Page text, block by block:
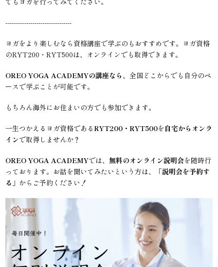
----------------------------------
ヨガをより楽しむなら資格講座で学ぶのもおすすめです。ヨガ資格
のRYT200・RYT500は、オンラインでも取得できます。
OREO YOGA ACADEMYの講座なら、全国どこからでも自分のペ
ースで学ぶことが可能です。
もちろん海外にお住まいの方でも参加できます。
一生つかえるヨガ資格であるRYT200・RYT500を 自宅からオンラ
インで取得しませんか？
OREO YOGA ACADEMYでは、無料のオンライン説明会を随時行
っております。お話を聞いてみたいという方は、「説明会を予約す
る 」からご予約ください！